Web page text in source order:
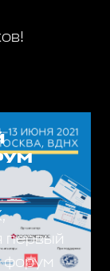
первый
форум